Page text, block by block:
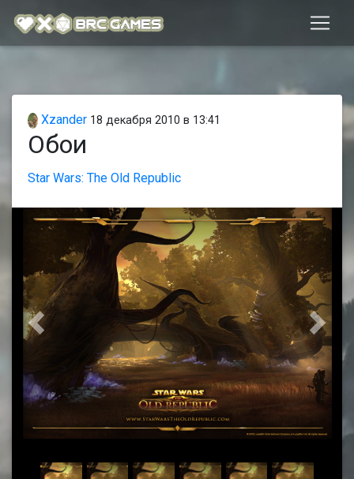
Xzander 18 декабря 2010 в 13:41
Обои
Star Wars: The Old Republic
Предыдущая